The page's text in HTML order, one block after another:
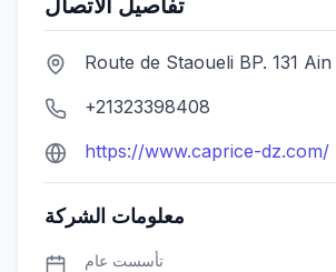
تفاصيل الاتصال
Route de Staoueli BP. 131
+21323398408
https://www.caprice-dz.com/
معلومات الشركة
تأسست عام